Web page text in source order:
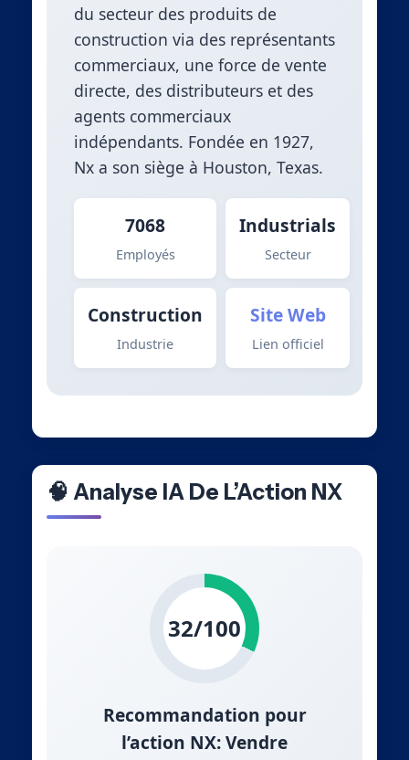
du secteur des produits de
construction via des représentants
commerciaux, une force de vente
directe, des distributeurs et des
agents commerciaux
indépendants. Fondée en 1927,
Nx a son siège à Houston, Texas.
7068
Employés
Industrials
Secteur
Construction
Industrie
Site Web
Lien officiel
🧠 Analyse IA De L’Action NX
32/100
Recommandation pour
l’action NX: Vendre